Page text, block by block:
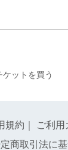
ットを買う
規約 ご利用
商取引法に